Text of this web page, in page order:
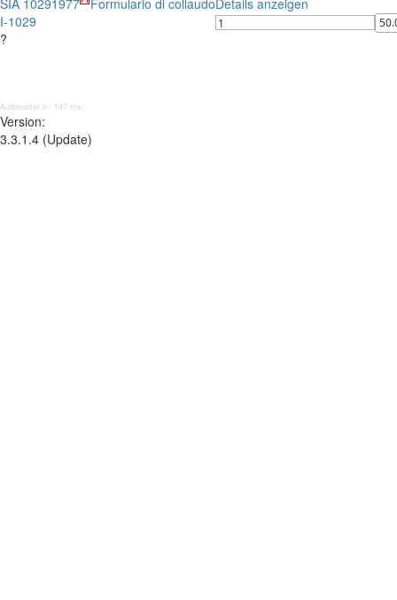
SIA 1029
I-1029
?
1977 Formulario di collaudoDetails anzeigen
Aufbereitet in: 147 ms;
Version:
3.3.1.4 (Update)